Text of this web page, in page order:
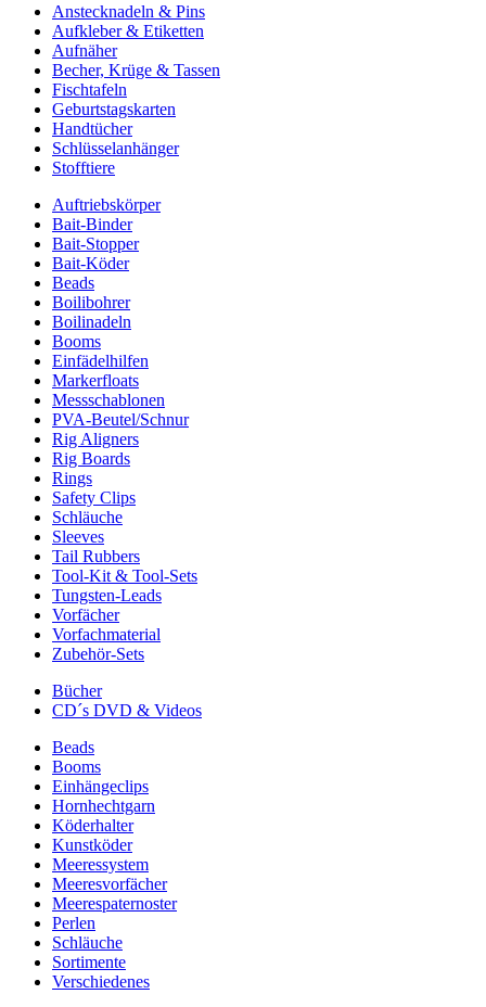
Anstecknadeln & Pins
Aufkleber & Etiketten
Aufnäher
Becher, Krüge & Tassen
Fischtafeln
Geburtstagskarten
Handtücher
Schlüsselanhänger
Stofftiere
Auftriebskörper
Bait-Binder
Bait-Stopper
Bait-Köder
Beads
Boilibohrer
Boilinadeln
Booms
Einfädelhilfen
Markerfloats
Messschablonen
PVA-Beutel/Schnur
Rig Aligners
Rig Boards
Rings
Safety Clips
Schläuche
Sleeves
Tail Rubbers
Tool-Kit & Tool-Sets
Tungsten-Leads
Vorfächer
Vorfachmaterial
Zubehör-Sets
Bücher
CD´s DVD & Videos
Beads
Booms
Einhängeclips
Hornhechtgarn
Köderhalter
Kunstköder
Meeressystem
Meeresvorfächer
Meerespaternoster
Perlen
Schläuche
Sortimente
Verschiedenes